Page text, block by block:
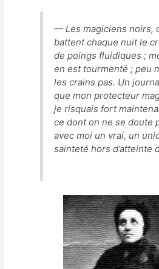
— Les magiciens noirs,
battent chaque nuit le
de poings fluidiques ;
en est tourmenté ; peu
les crains pas. Un
que mon protecteur
je risquais fort
ce dont on ne se doute
avec moi un vrai, un
sainteté hors d’atteinte